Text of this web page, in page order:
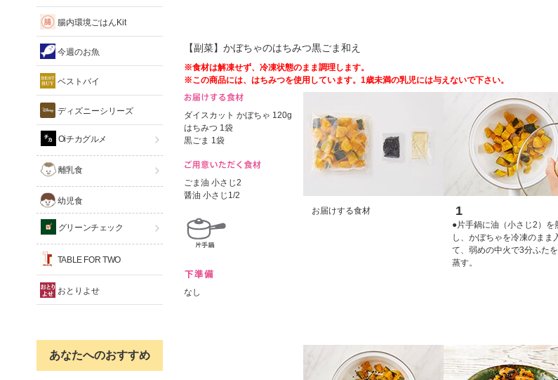
【副菜】かぼちゃのはちみつ黒ごま和え
※食材は解凍せず、冷凍状態のまま調理します。
※この商品には、はちみつを使用しています。1歳未満の乳児には与えないで下さい。
ダイスカット かぼちゃ 120g
はちみつ 1袋
黒ごま 1袋
ごま油 小さじ2
醤油 小さじ1/2
なし
お届けする食材 1
●片手鍋に油（小さじ2）を
し、かぼちゃを冷凍のまま
て、弱めの中火で3分ふた
蒸す。
腸内環境ごはんKit
今週のお魚
ベストバイ
ディズニーシリーズ
Oiチカグルメ
離乳食
幼児食
グリーンチェック
TABLE FOR TWO
おとりよせ
あなたへのおすすめ